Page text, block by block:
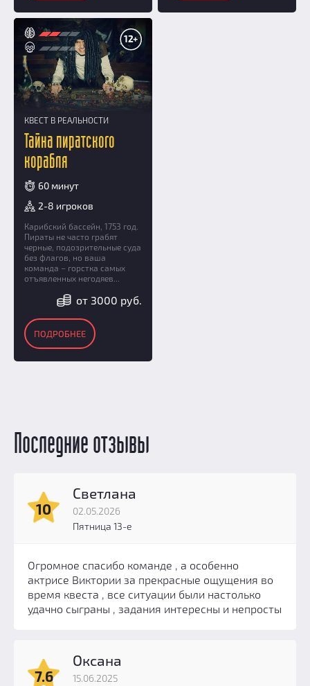
12+
КВЕСТ В РЕАЛЬНОСТИ
Тайна пиратского
корабля
60 минут
2-8 игроков
Карибский бассейн, 1753 год.
Пираты не часто грабят
черные, подозрительные суда
без флагов, но ваша
команда – горстка самых
отъявленных негодяев...
от 3000 руб.
ПОДРОБНЕЕ
Последние отзывы
10
Светлана
02.05.2026
Пятница 13-е
Огромное спасибо команде , а особенно
актрисе Виктории за прекрасные ощущения во
время квеста , все ситуации были настолько
удачно сыграны , задания интересны и непросты
7.6
Оксана
15.06.2025